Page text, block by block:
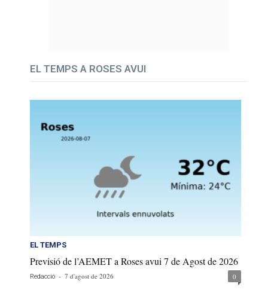
EL TEMPS A ROSES AVUI
EL TEMPS
Previsió de l’AEMET a Roses avui 7 de Agost de 2026
Redacció - 7 d'agost de 2026 0